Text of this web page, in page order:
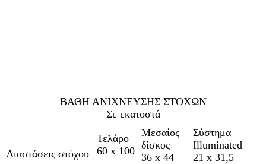
ΒΑΘΗ ΑΝΙΧΝΕΥΣΗΣ ΣΤΟΧΩΝ
Σε εκατοστά
Διαστάσεις στόχου
Τελάρο
60 x 100
Μεσαίος
δίσκος
36 x 44
Σύστημα
Illuminated
21 x 31,5